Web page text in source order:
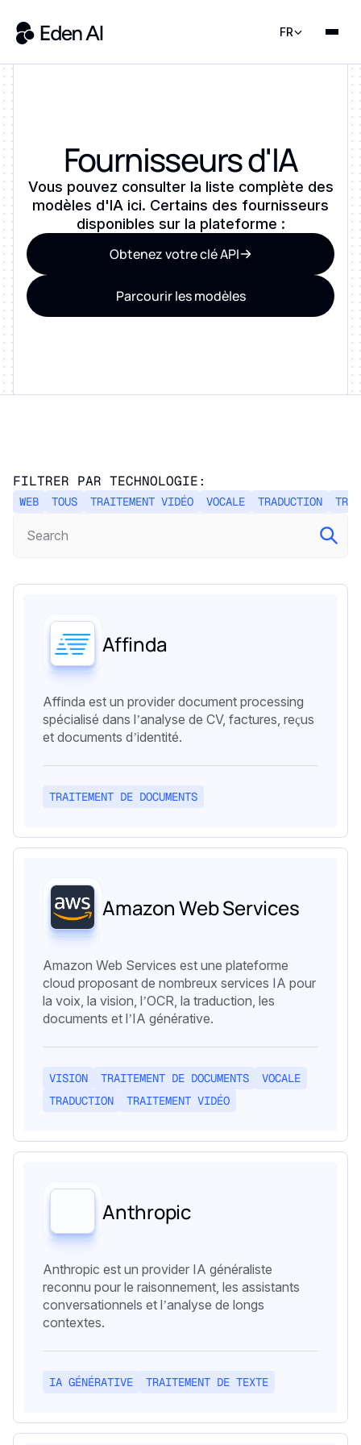
FR
Fournisseurs d'IA
Vous pouvez consulter la liste complète des
modèles d'IA ici. Certains des fournisseurs
disponibles sur la plateforme :
Obtenez votre clé API
Parcourir les modèles
FILTRER PAR TECHNOLOGIE:
WEB TOUS TRAITEMENT VIDÉO VOCALE TRADUCTION
Affinda
Affinda est un provider document processing
spécialisé dans l’analyse de CV, factures, reçus
et documents d’identité.
TRAITEMENT DE DOCUMENTS
Amazon Web Services
Amazon Web Services est une plateforme
cloud proposant de nombreux services IA pour
la voix, la vision, l’OCR, la traduction, les
documents et l’IA générative.
VISION TRAITEMENT DE DOCUMENTS
VOCALE
TRADUCTION
TRAITEMENT VIDÉO
Anthropic
Anthropic est un provider IA généraliste
reconnu pour le raisonnement, les assistants
conversationnels et l’analyse de longs
contextes.
IA GÉNÉRATIVE TRAITEMENT DE TEXTE